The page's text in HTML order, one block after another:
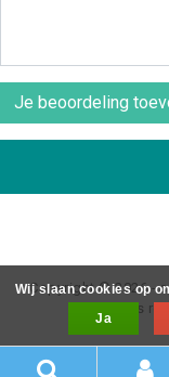
Je beoordeling
Copyright © 2026 -
rights
Wij slaan cookies op
Ja